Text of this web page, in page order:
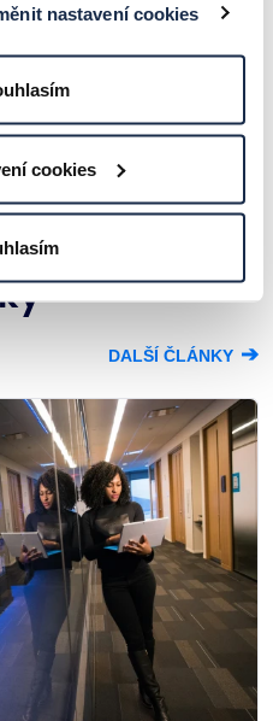
nastavení cookies
cookies
DALŠÍ ČLÁNKY ➔